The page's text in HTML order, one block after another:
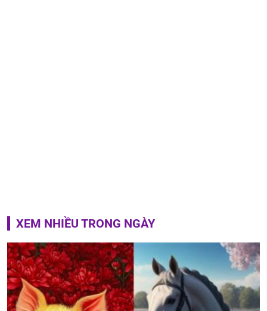
XEM NHIỀU TRONG NGÀY